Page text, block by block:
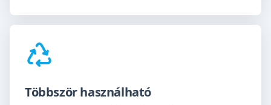
Többször használható